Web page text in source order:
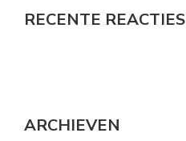
RECENTE REACTIES
ARCHIEVEN